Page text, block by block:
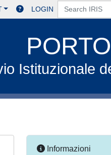
LOGIN
Istituzionale
Informazioni